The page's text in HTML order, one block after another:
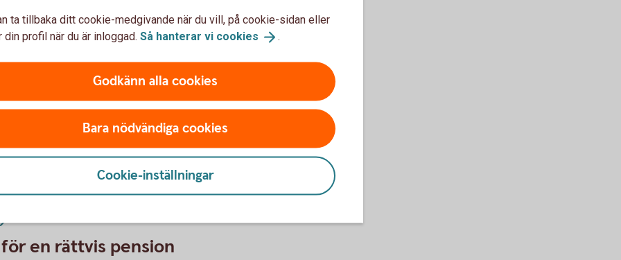
Från jobbet Eget sparande
du påverka ålderspensionen
(PPM)
från staten. En del av det du får,
du vill placera.
en rättvis pension
ta tillbaka ditt cookie-medgivande när du vill, på cookie-sidan eller
din profil när du är inloggad. Så hanterar vi cookies .
Godkänn alla cookies
Bara nödvändiga cookies
Cookie-inställningar